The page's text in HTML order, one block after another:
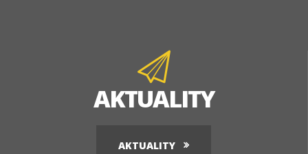
AKTUALITY
AKTUALITY